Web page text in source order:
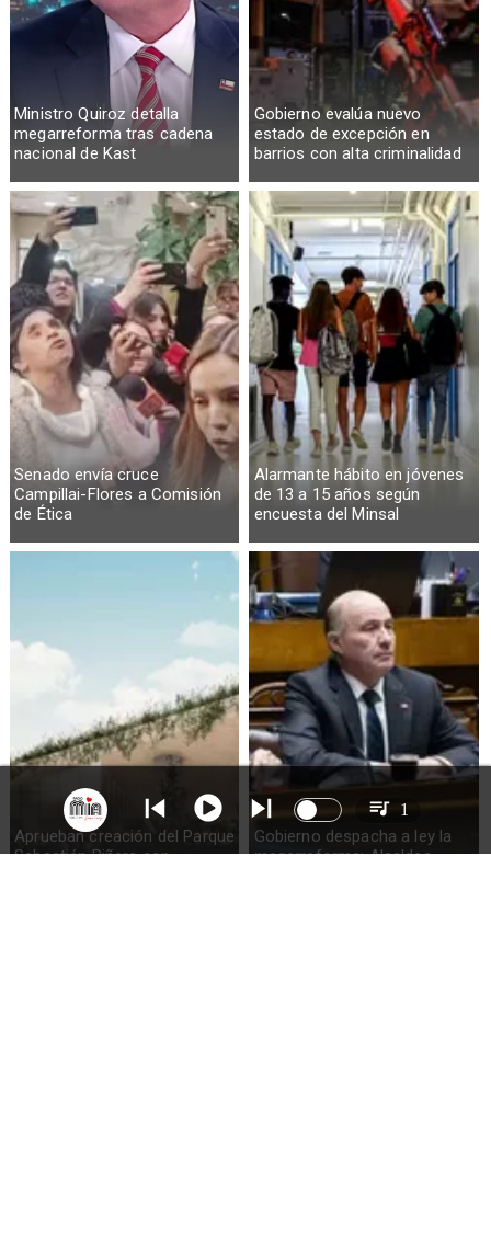
Ministro Quiroz detalla
megarreforma tras cadena
nacional de Kast
Gobierno evalúa nuevo
estado de excepción en
barrios con alta criminalidad
Senado envía cruce
Campillai-Flores a Comisión
de Ética
Alarmante hábito en jóvenes
de 13 a 15 años según
encuesta del Minsal
Aprueban creación del Parque
Sebastián Piñera con
Gobierno despacha a ley la
megarreforma: Alcaldes
1